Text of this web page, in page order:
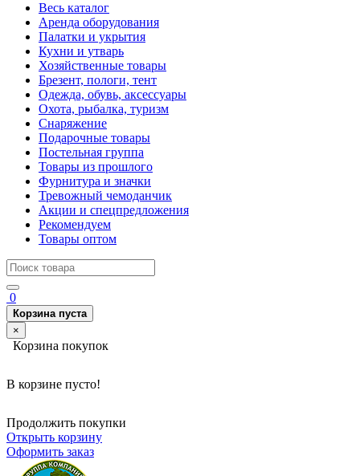
Весь каталог
Аренда оборудования
Палатки и укрытия
Кухни и утварь
Хозяйственные товары
Брезент, пологи, тент
Одежда, обувь, аксессуары
Охота, рыбалка, туризм
Снаряжение
Подарочные товары
Постельная группа
Товары из прошлого
Фурнитура и значки
Тревожный чемоданчик
Акции и спецпредложения
Рекомендуем
Товары оптом
0
Корзина пуста
×
Корзина покупок
В корзине пусто!
Продолжить покупки
Открыть корзину
Оформить заказ